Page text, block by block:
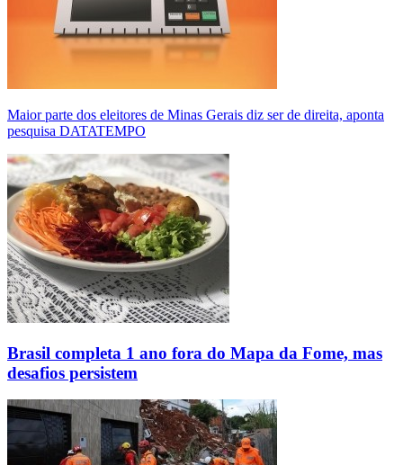
Maior parte dos eleitores de Minas Gerais diz ser de direita, aponta
pesquisa DATATEMPO
Brasil completa 1 ano fora do Mapa da Fome, mas
desafios persistem